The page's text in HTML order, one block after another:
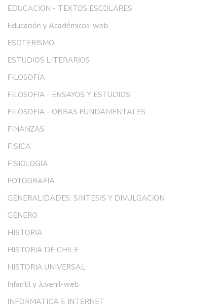
EDUCACION - TEXTOS ESCOLARES
Educación y Académicos-web
ESOTERISMO
ESTUDIOS LITERARIOS
FILOSOFÍA
FILOSOFIA - ENSAYOS Y ESTUDIOS
FILOSOFIA - OBRAS FUNDAMENTALES
FINANZAS
FISICA
FISIOLOGIA
FOTOGRAFIA
GENERALIDADES, SINTESIS Y DIVULGACION
GENERO
HISTORIA
HISTORIA DE CHILE
HISTORIA UNIVERSAL
Infantil y Juvenil-web
INFORMATICA E INTERNET